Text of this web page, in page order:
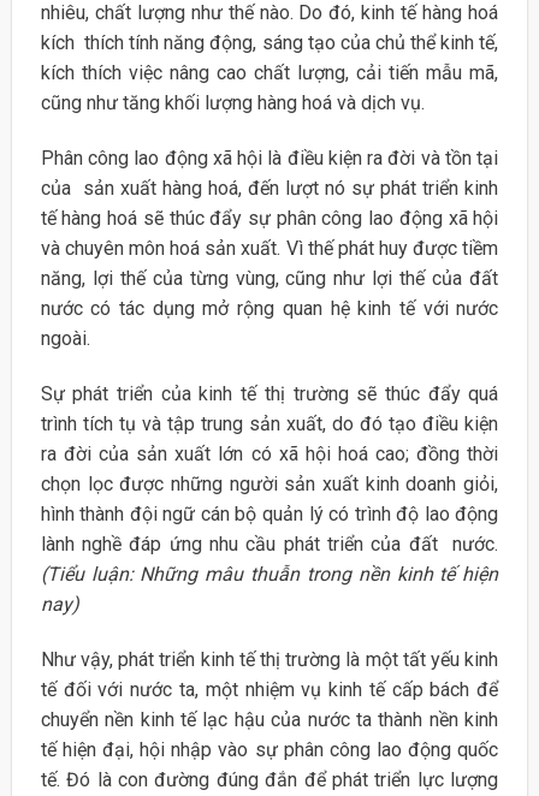
nhiêu, chất lượng như thế nào. Do đó, kinh tế hàng hoá
kích thích tính năng động, sáng tạo của chủ thể kinh tế,
kích thích việc nâng cao chất lượng, cải tiến mẫu mã,
cũng như tăng khối lượng hàng hoá và dịch vụ.
Phân công lao động xã hội là điều kiện ra đời và tồn tại
của sản xuất hàng hoá, đến lượt nó sự phát triển kinh
tế hàng hoá sẽ thúc đẩy sự phân công lao động xã hội
và chuyên môn hoá sản xuất. Vì thế phát huy được tiềm
năng, lợi thế của từng vùng, cũng như lợi thế của đất
nước có tác dụng mở rộng quan hệ kinh tế với nước
ngoài.
Sự phát triển của kinh tế thị trường sẽ thúc đẩy quá
trình tích tụ và tập trung sản xuất, do đó tạo điều kiện
ra đời của sản xuất lớn có xã hội hoá cao; đồng thời
chọn lọc được những người sản xuất kinh doanh giỏi,
hình thành đội ngữ cán bộ quản lý có trình độ lao động
lành nghề đáp ứng nhu cầu phát triển của đất nước.
(Tiểu luận: Những mâu thuẫn trong nền kinh tế hiện
nay)
Như vậy, phát triển kinh tế thị trường là một tất yếu kinh
tế đối với nước ta, một nhiệm vụ kinh tế cấp bách để
chuyển nền kinh tế lạc hậu của nước ta thành nền kinh
tế hiện đại, hội nhập vào sự phân công lao động quốc
tế. Đó là con đường đúng đắn để phát triển lực lượng